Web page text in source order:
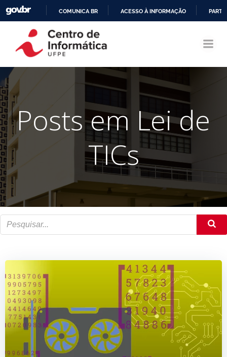
CONTEÚDO
COMUNICA BR ACESSO À INFORMAÇÃO
Posts em Lei de
TICs